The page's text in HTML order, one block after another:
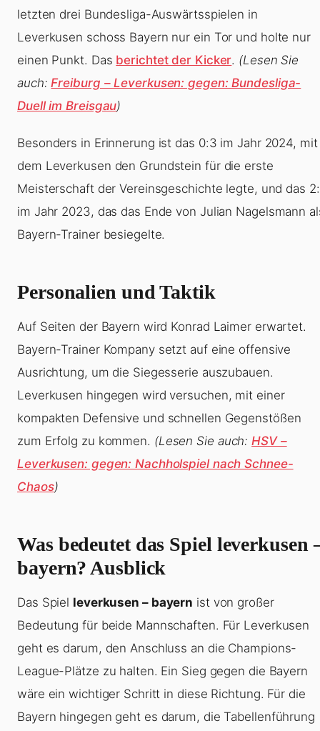
letzten drei Bundesliga-Auswärtsspielen in
Leverkusen schoss Bayern nur ein Tor und holte nur
einen Punkt. Das berichtet der Kicker. (Lesen Sie
auch:Freiburg – Leverkusen: gegen: Bundesliga-
Duell im Breisgau)
Besonders in Erinnerung ist das 0:3 im Jahr 2024, mit
dem Leverkusen den Grundstein für die erste
Meisterschaft der Vereinsgeschichte legte, und das
im Jahr 2023, das das Ende von Julian Nagelsmann
Bayern-Trainer besiegelte.
Personalien und Taktik
Auf Seiten der Bayern wird Konrad Laimer erwartet.
Bayern-Trainer Kompany setzt auf eine offensive
Ausrichtung, um die Siegesserie auszubauen.
Leverkusen hingegen wird versuchen, mit einer
kompakten Defensive und schnellen Gegenstößen
zum Erfolg zu kommen. (Lesen Sie auch:HSV –
Leverkusen: gegen: Nachholspiel nach Schnee-
Chaos)
Was bedeutet das Spiel leverkusen
bayern? Ausblick
Das Spiel leverkusen – bayern ist von großer
Bedeutung für beide Mannschaften. Für Leverkusen
geht es darum, den Anschluss an die Champions-
League-Plätze zu halten. Ein Sieg gegen die Bayern
wäre ein wichtiger Schritt in diese Richtung. Für die
Bayern hingegen geht es darum, die Tabellenführung